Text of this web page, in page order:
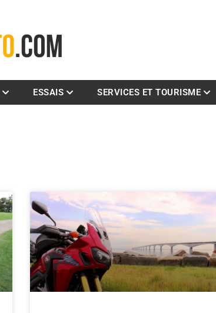
ESSAIS SERVICES ET TOURISME